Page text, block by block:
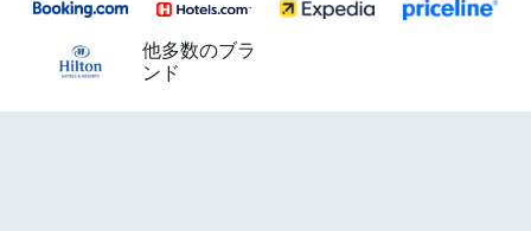
他多数のブラ
ンド